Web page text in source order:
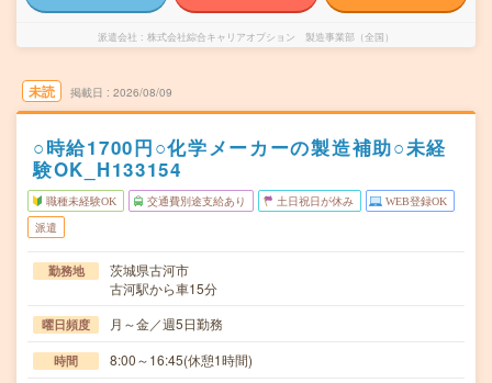
派遣会社 株式会社綜合キャリアオプション 製造事業部（全国）
未読 掲載日 2026/08/09
○時給1700円○化学メーカーの製造補助○未経
験OK_H133154
職種未経験OK 交通費別途支給あり 土日祝日が休み WEB登録OK
派遣
勤務地
茨城県古河市
古河駅から車15分
曜日頻度 月～金／週5日勤務
時間 8:00～16:45(休憩1時間)